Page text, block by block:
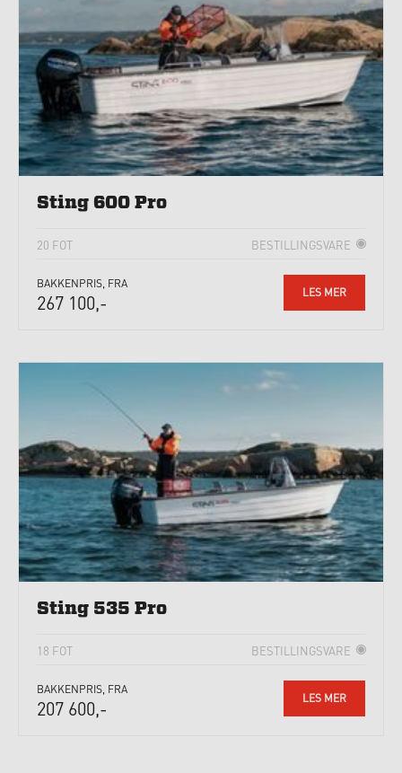
Sting 600 Pro
20 FOT BESTILLINGSVARE
BAKKENPRIS, FRA
267 100,- LES MER
Sting 535 Pro
18 FOT BESTILLINGSVARE
BAKKENPRIS, FRA
207 600,- LES MER